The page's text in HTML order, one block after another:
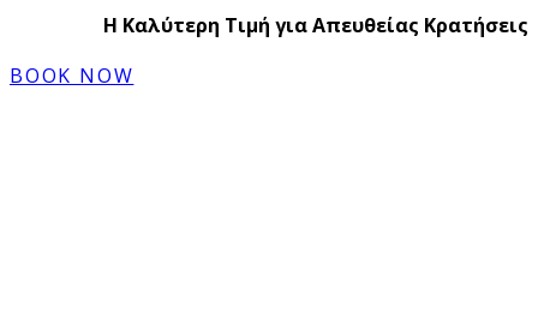
Η Καλύτερη Τιμή για Απευθείας Κρατήσεις
BOOK NOW